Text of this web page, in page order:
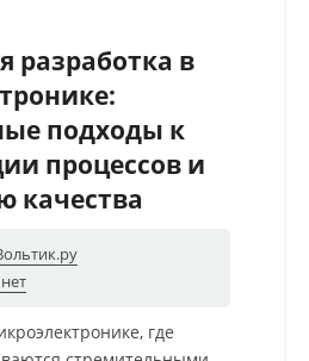
разработка в
подходы к
процессов и
качества
где